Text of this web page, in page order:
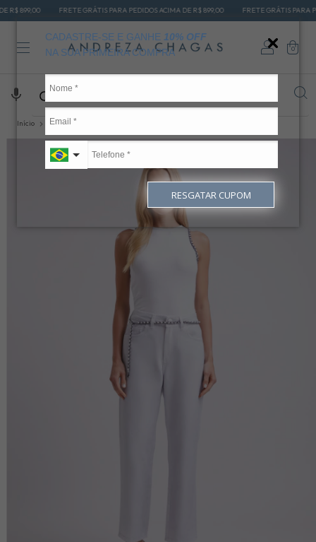
CADASTRE-SE E GANHE 10% OFF
NA SUA PRIMEIRA COMPRA
RESGATAR CUPOM
FRETE GRÁTIS PARA PEDIDOS ACIMA DE R$ 899,00 FRETE GRÁTIS PARA PEDIDOS
0
Início CALÇAS JEANS